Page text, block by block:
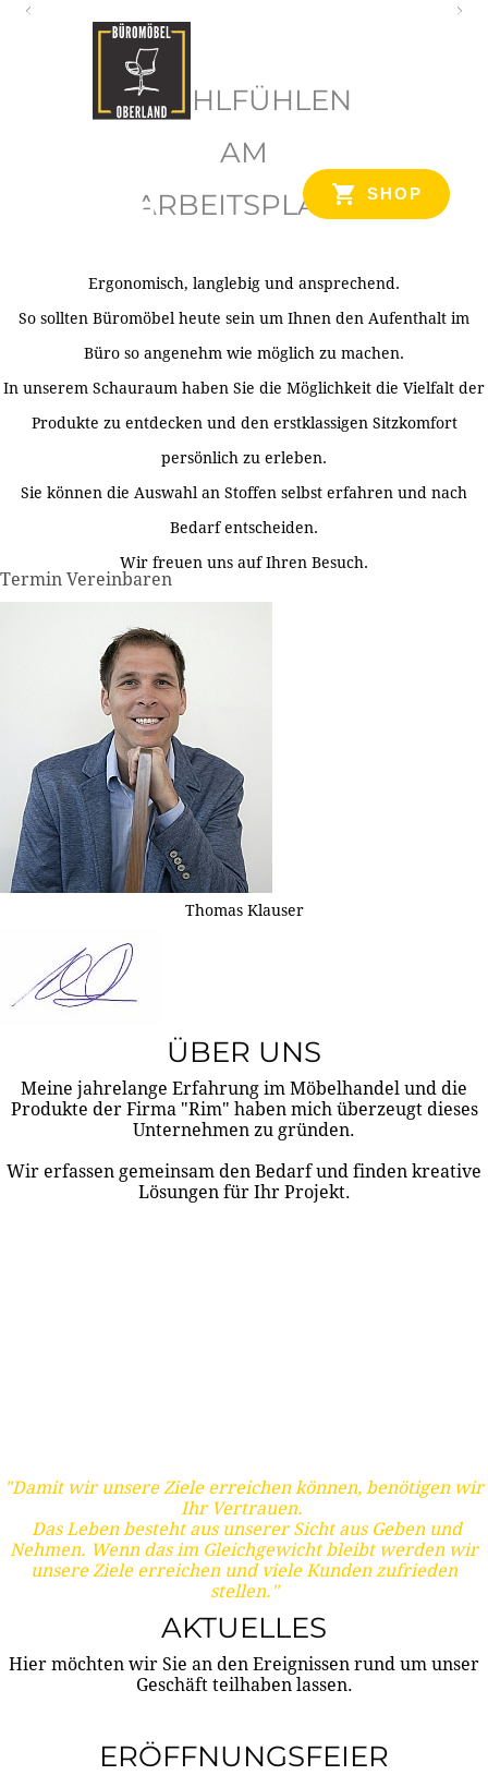
SHOP
WOHLFÜHLEN
AM
ARBEITSPLATZ
Ergonomisch, langlebig und ansprechend.
So sollten Büromöbel heute sein um Ihnen den Aufenthalt im
Büro so angenehm wie möglich zu machen.
In unserem Schauraum haben Sie die Möglichkeit die Vielfalt der
Produkte zu entdecken und den erstklassigen Sitzkomfort
persönlich zu erleben.
Sie können die Auswahl an Stoffen selbst erfahren und nach
Bedarf entscheiden.
Wir freuen uns auf Ihren Besuch.
Termin Vereinbaren
Thomas Klauser
ÜBER UNS
Meine jahrelange Erfahrung im Möbelhandel und die
Produkte der Firma "Rim" haben mich überzeugt dieses
Unternehmen zu gründen.
Wir erfassen gemeinsam den Bedarf und finden kreative
Lösungen für Ihr Projekt.
"Damit wir unsere Ziele erreichen können, benötigen wir
Ihr Vertrauen.
Das Leben besteht aus unserer Sicht aus Geben und
Nehmen. Wenn das im Gleichgewicht bleibt werden wir
unsere Ziele erreichen und viele Kunden zufrieden
stellen."
AKTUELLES
Hier möchten wir Sie an den Ereignissen rund um unser
Geschäft teilhaben lassen.
ERÖFFNUNGSFEIER